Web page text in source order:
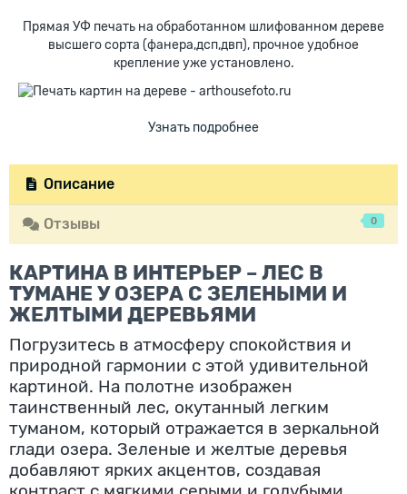
Прямая УФ печать на обработанном шлифованном дереве
высшего сорта (фанера,дсп,двп), прочное удобное
крепление уже установлено.
Узнать подробнее
Описание
Отзывы 0
КАРТИНА В ИНТЕРЬЕР – ЛЕС В
ТУМАНЕ У ОЗЕРА С ЗЕЛЕНЫМИ И
ЖЕЛТЫМИ ДЕРЕВЬЯМИ
Погрузитесь в атмосферу спокойствия и
природной гармонии с этой удивительной
картиной. На полотне изображен
таинственный лес, окутанный легким
туманом, который отражается в зеркальной
глади озера. Зеленые и желтые деревья
добавляют ярких акцентов, создавая